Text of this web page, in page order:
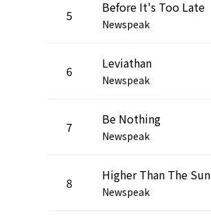
5 Before It's Too Late
Newspeak
6 Leviathan
Newspeak
7 Be Nothing
Newspeak
8 Higher Than The Sun
Newspeak